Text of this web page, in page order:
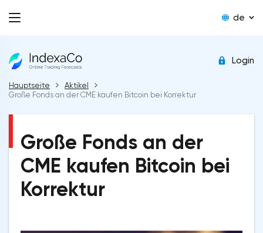
de
Login
Hauptseite
Aktikel
Große Fonds an der CME kaufen Bitcoin bei Korrektur
Große Fonds an der
CME kaufen Bitcoin bei
Korrektur